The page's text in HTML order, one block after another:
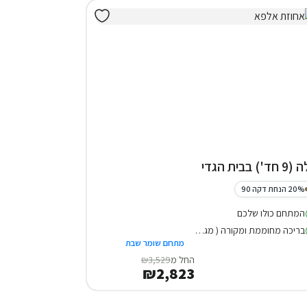
בבית הגדי
20% הנחת דקה 90
המתחם כולו שלכם
בריכה מחוממת ומקורה ( מגודרת )
מתחם שומר שבת
החל מ₪3,529
₪2,823